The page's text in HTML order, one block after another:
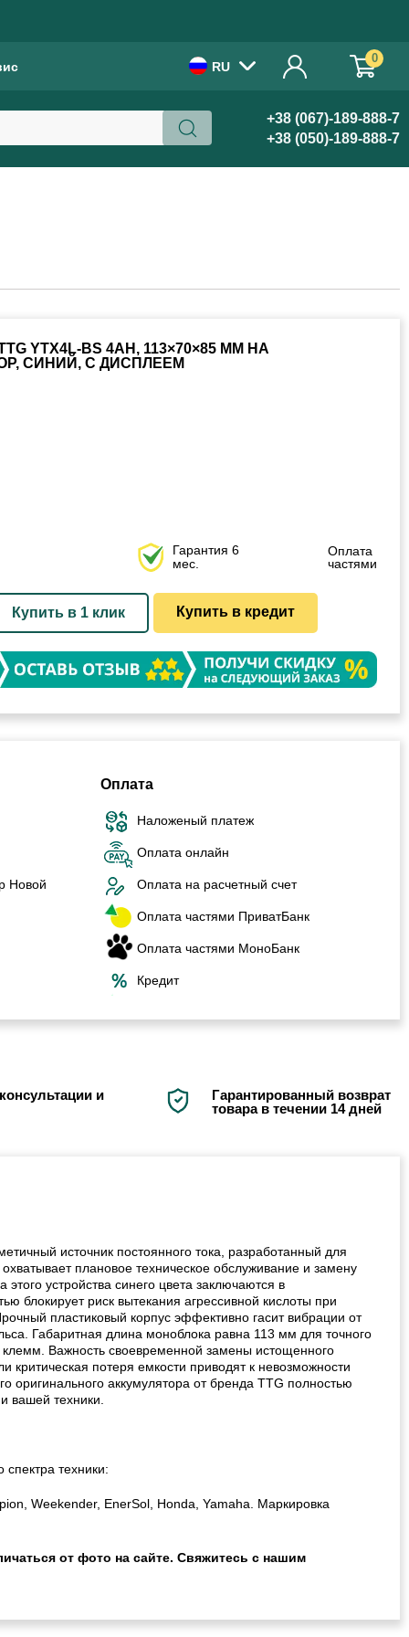
RU
0
+38 (067)-189-888-7
+38 (050)-189-888-7
YTX4L-BS 4AH, 113×70×85 ММ НА
СИНИЙ, С ДИСПЛЕЕМ
Гарантия 6
мес.
Оплата
частями
Купить в 1 клик Купить в кредит
Новой
Оплата
Наложеный платеж
Оплата онлайн
Оплата на расчетный счет
Оплата частями ПриватБанк
Оплата частями МоноБанк
Кредит
и
Гарантированный возврат
товара в течении 14 дней
источник постоянного тока, разработанный для
плановое техническое обслуживание и замену
устройства синего цвета заключаются в
блокирует риск вытекания агрессивной кислоты при
пластиковый корпус эффективно гасит вибрации от
Габаритная длина моноблока равна 113 мм для точного
Важность своевременной замены истощенного
потеря емкости приводят к невозможности
оригинального аккумулятора от бренда TTG полностью
вашей техники.
техники:
Weekender, EnerSol, Honda, Yamaha. Маркировка
от фото на сайте. Свяжитесь с нашим